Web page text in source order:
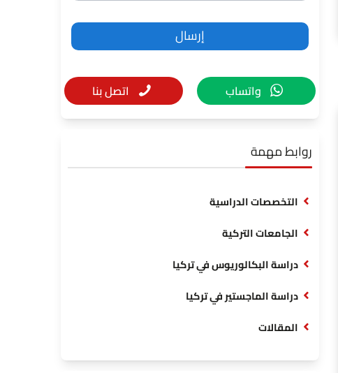
واتساب اتصل بنا
روابط مهمة
التخصصات الدراسية
الجامعات التركية
دراسة البكالوريوس في تركيا
دراسة الماجستير في تركيا
المقالات